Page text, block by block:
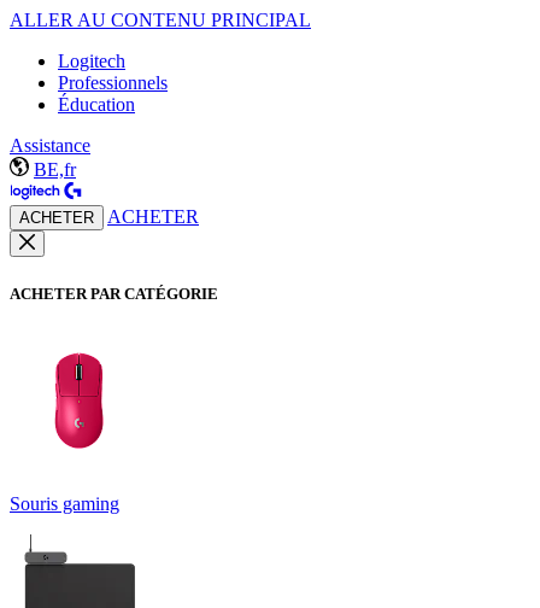
ALLER AU CONTENU PRINCIPAL
Logitech
Professionnels
Éducation
Assistance
BE,fr
ACHETER ACHETER
ACHETER PAR CATÉGORIE
Souris gaming